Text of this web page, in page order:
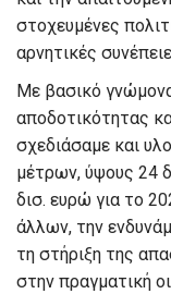
στοχευμένες
αρνητικές
Με βασικό
αποδοτικότητας
σχεδιάσαμε και
μέτρων, ύψους 24
δισ. ευρώ για το
άλλων, την
τη στήριξη της
στην πραγματική